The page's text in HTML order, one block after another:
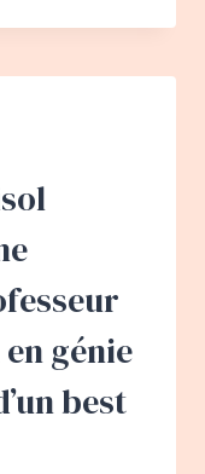
génie
best